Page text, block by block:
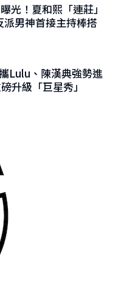
光！夏和熙「連莊」
男神首接主持棒搭
Lulu、陳漢典強勢進
升級「巨星秀」